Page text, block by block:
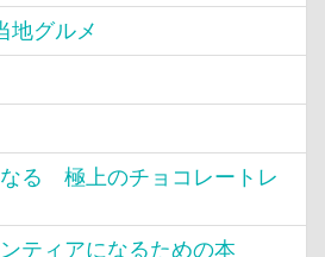
地グルメ
る 極上のチョコレートレ
ティアになるための本